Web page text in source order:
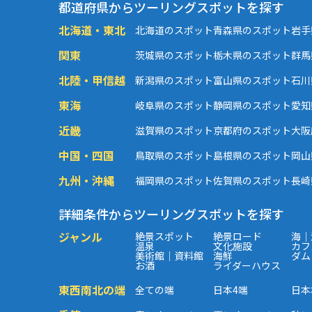
都道府県からツーリングスポットを探す
北海道・東北 北海道のスポット青森県のスポット岩
関東 茨城県のスポット栃木県のスポット群
北陸・甲信越 新潟県のスポット富山県のスポット石
東海 岐阜県のスポット静岡県のスポット愛
近畿 滋賀県のスポット京都府のスポット大
中国・四国 鳥取県のスポット島根県のスポット岡
九州・沖縄 福岡県のスポット佐賀県のスポット長
詳細条件からツーリングスポットを探す
ジャンル 絶景スポット 絶景ロード 海
温泉 文化施設 カ
美術館｜資料館 海鮮 ダム
お酒 ライダーハウス
東西南北の端 全ての端 日本4端 日